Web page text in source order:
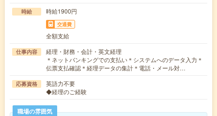
時給 時給1900円
交通費
全額支給
仕事内容
経理・財務・会計・英文経理
＊ネットバンキングでの支払い＊システムへのデータ入力＊
伝票支払確認＊経理データの集計＊電話・メール対…
応募資格
英語力不要
◆経理のご経験
職場の雰囲気